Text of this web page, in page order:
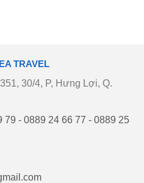
TRAVEL
30/4, P, Hưng Lợi, Q.
79 - 0889 24 66 77 - 0889 25